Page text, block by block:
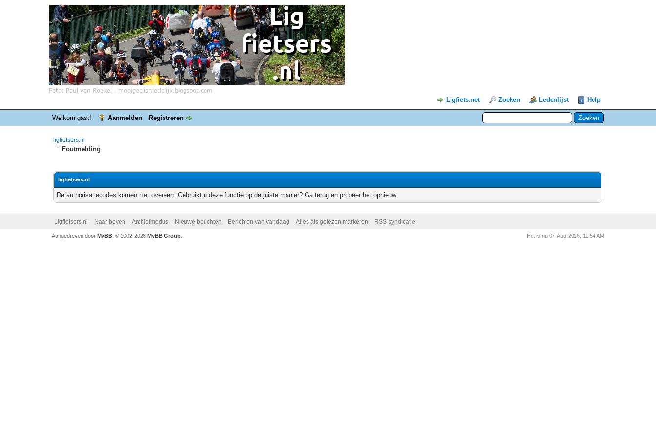
Ligfiets.net Zoeken Ledenlijst Help
Welkom gast! Aanmelden Registreren
ligfietsers.nl
Foutmelding
ligfietsers.nl
De authorisatiecodes komen niet overeen. Gebruikt u deze functie op de juiste manier? Ga terug en probeer het opnieuw.
Ligfietsers.nl Naar boven Archiefmodus Nieuwe berichten Berichten van vandaag Alles als gelezen markeren RSS-syndicatie
Het is nu 07-Aug-2026, 11:54 AM
Aangedreven door MyBB, © 2002-2026 MyBB Group.